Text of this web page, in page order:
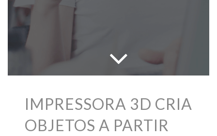
IMPRESSORA 3D CRIA
OBJETOS A PARTIR